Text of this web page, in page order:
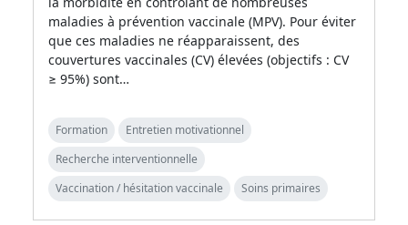
maladies à prévention vaccinale (MPV). Pour éviter
que ces maladies ne réapparaissent, des
couvertures vaccinales (CV) élevées (objectifs : CV
≥ 95%) sont…
Formation
Entretien motivationnel
Recherche interventionnelle
Vaccination / hésitation vaccinale
Soins primaires